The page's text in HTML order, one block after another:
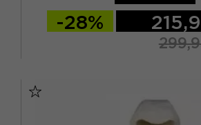
-28%